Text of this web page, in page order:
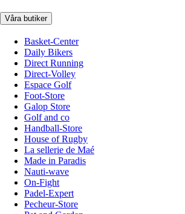
Våra butiker
Basket-Center
Daily Bikers
Direct Running
Direct-Volley
Espace Golf
Foot-Store
Galop Store
Golf and co
Handball-Store
House of Rugby
La sellerie de Maé
Made in Paradis
Nauti-wave
On-Fight
Padel-Expert
Pecheur-Store